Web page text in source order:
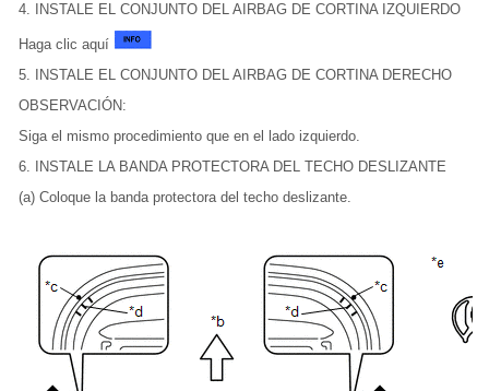
4. INSTALE EL CONJUNTO DEL AIRBAG DE CORTINA IZQUIERDO
Haga clic aquí
5. INSTALE EL CONJUNTO DEL AIRBAG DE CORTINA DERECHO
OBSERVACIÓN:
Siga el mismo procedimiento que en el lado izquierdo.
6. INSTALE LA BANDA PROTECTORA DEL TECHO DESLIZANTE
(a) Coloque la banda protectora del techo deslizante.